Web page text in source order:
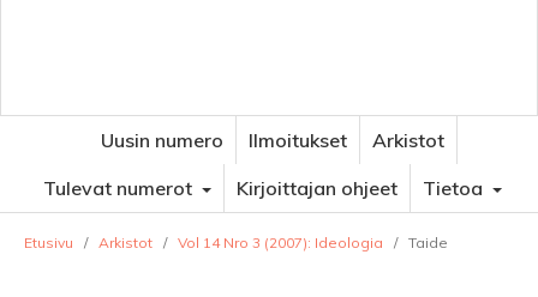
Uusin numero Ilmoitukset
Arkistot
Tulevat numerot
Kirjoittajan ohjeet Tietoa
Etusivu / Arkistot / Vol 14 Nro 3 (2007): Ideologia / Taide